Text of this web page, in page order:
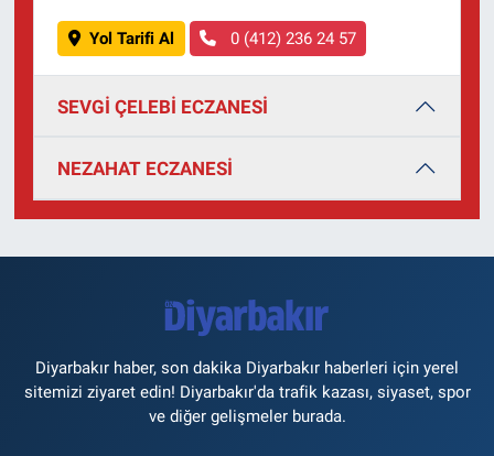
Yol Tarifi Al 0 (412) 236 24 57
SEVGİ ÇELEBİ ECZANESİ
NEZAHAT ECZANESİ
Diyarbakır haber, son dakika Diyarbakır haberleri için yerel
sitemizi ziyaret edin! Diyarbakır'da trafik kazası, siyaset, spor
ve diğer gelişmeler burada.